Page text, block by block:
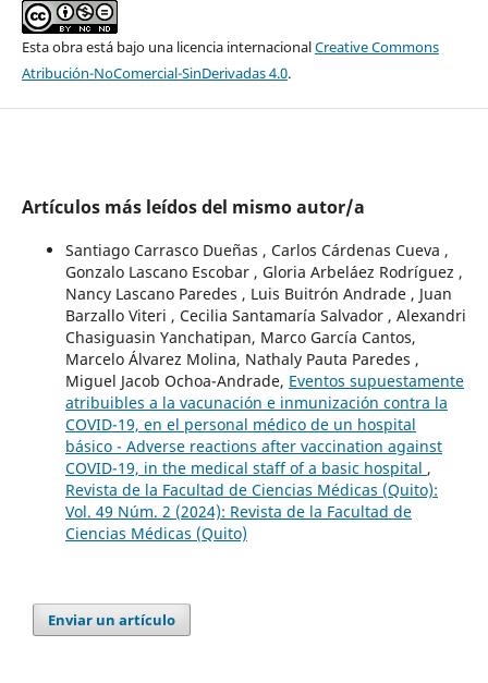
Esta obra está bajo una licencia internacionalCreative Commons
Atribución-NoComercial-SinDerivadas 4.0.
Artículos más leídos del mismo autor/a
Santiago Carrasco Dueñas , Carlos Cárdenas Cueva ,
Gonzalo Lascano Escobar , Gloria Arbeláez Rodríguez ,
Nancy Lascano Paredes , Luis Buitrón Andrade , Juan
Barzallo Viteri , Cecilia Santamaría Salvador , Alexandri
Chasiguasin Yanchatipan, Marco García Cantos,
Marcelo Álvarez Molina, Nathaly Pauta Paredes ,
Miguel Jacob Ochoa-Andrade, Eventos supuestamente
atribuibles a la vacunación e inmunización contra la
COVID-19, en el personal médico de un hospital
básico - Adverse reactions after vaccination against
COVID-19, in the medical staff of a basic hospital ,
Revista de la Facultad de Ciencias Médicas (Quito):
Vol. 49 Núm. 2 (2024): Revista de la Facultad de
Ciencias Médicas (Quito)
Enviar un artículo